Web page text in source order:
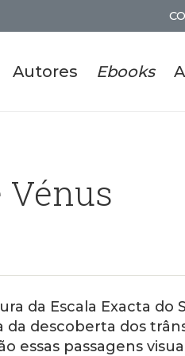
Autores Ebooks
da Escala Exacta do
descoberta dos
essas passagens